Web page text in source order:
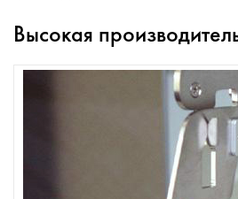
Высокая